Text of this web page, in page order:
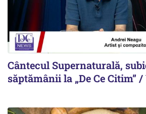
Cântecul Supernaturală,
săptămânii la „De Ce Citim” /